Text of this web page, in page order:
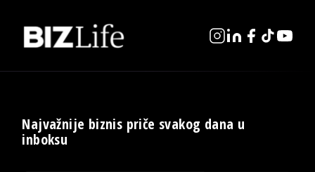
Najvažnije biznis priče svakog dana u
inboksu